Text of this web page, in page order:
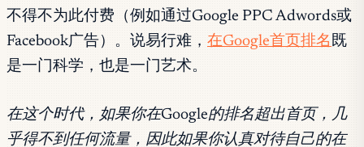
不得不为此付费（例如通过Google PPC Adwords或
Facebook广告）。说易行难， 在Google首页排名 既
是一门科学，也是一门艺术。
在这个时代，如果你在Google的排名超出首页，几
乎得不到任何流量，因此如果你认真对待自己的在